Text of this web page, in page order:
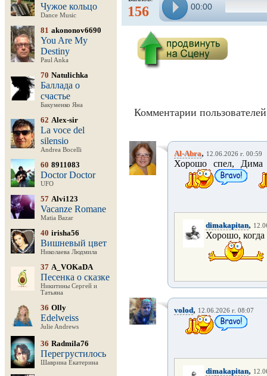
Чужое кольцо
Dance Music
81 akononov6690
You Are My
Destiny
Paul Anka
70 Natulichka
Баллада о
счастье
Бакуменко Яна
62 Alex-sir
La voce del
silensio
Andrea Bocelli
60 8911083
Doctor Doctor
UFO
57 Alvi123
Vacanze Romane
Matia Bazar
40 irisha56
Вишневый цвет
Николаева Людмила
37 A_VOKaDA
Песенка о сказке
Никитины Сергей и
Татьяна
36 Olly
Edelweiss
Julie Andrews
36 Radmila76
Перегрустилось
Шаврина Екатерина
156 00:00
Комментарии
Al-Abra, 12.06.2026 г. 00:59
Хорошо спел, Дима
dimakapitan,
Хорошо,
volod, 12.06.2026 г. 08:07
dimakapitan,